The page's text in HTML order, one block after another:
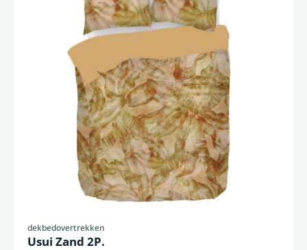
dekbedovertrekken
Usui Zand 2P.